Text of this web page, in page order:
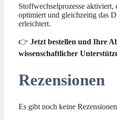
Stoffwechselprozesse aktiviert,
optimiert und gleichzeitig das
erleichtert.
👉 Jetzt bestellen und Ihre
wissenschaftlicher
Rezensionen
Es gibt noch keine